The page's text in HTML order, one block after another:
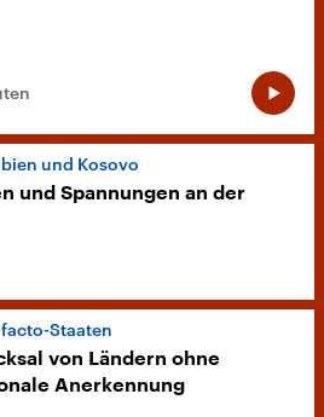
und Kosovo
und Spannungen an der
facto-Staaten
von Ländern ohne
Anerkennung